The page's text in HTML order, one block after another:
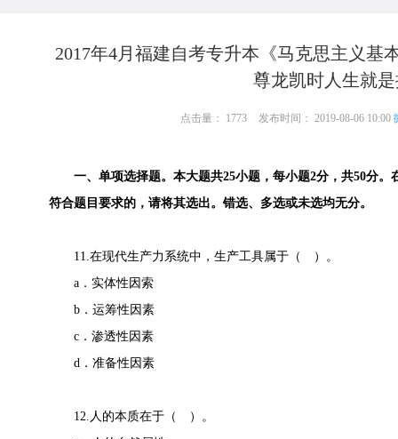
2017年4月福建自考专升本《马克思主义基
尊龙凯时人生就
点击量： 1773 发布时间： 2019-08-06 10:00
一、单项选择题。本大题共25小题，每小题2分，共50分。
符合题目要求的，请将其选出。错选、多选或未选均无分。
11.在现代生产力系统中，生产工具属于（ ）。
a．实体性因索
b．运筹性因素
c．渗透性因素
d．准备性因素
12.人的本质在于（ ）。